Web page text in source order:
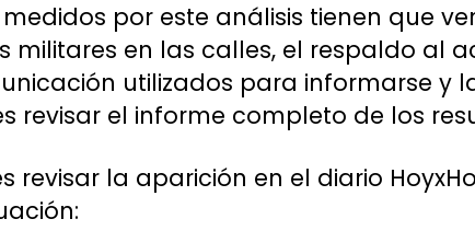
por este análisis tienen que
militares en las calles, el respaldo al
utilizados para informarse y
revisar el informe completo de los
revisar la aparición en el diario